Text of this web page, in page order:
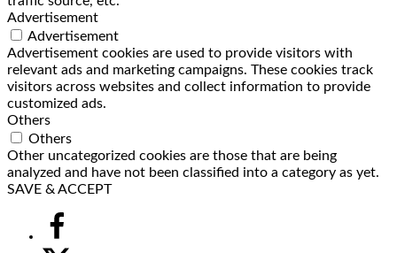
Advertisement
Advertisement
Advertisement cookies are used to provide visitors with
relevant ads and marketing campaigns. These cookies track
visitors across websites and collect information to provide
customized ads.
Others
Others
Other uncategorized cookies are those that are being
analyzed and have not been classified into a category as yet.
SAVE & ACCEPT